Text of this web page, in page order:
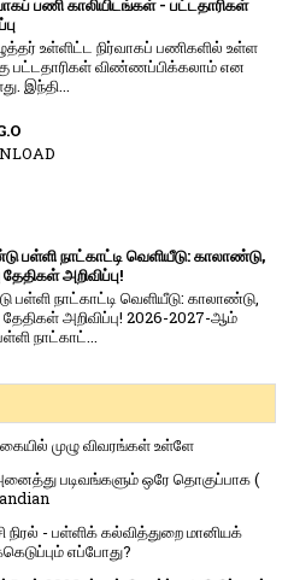
பணி காலியிடங்கள் - பட்டதாரிகள்
உள்ளிட்ட நிர்வாகப் பணிகளில் உள்ள
பட்டதாரிகள் விண்ணப்பிக்கலாம் என
இந்தி...
பள்ளி நாட்காட்டி வெளியீடு: காலாண்டு,
அறிவிப்பு!
பள்ளி நாட்காட்டி வெளியீடு: காலாண்டு,
அறிவிப்பு! 2026-2027-ஆம்
நாட்காட்...
முழு விவரங்கள் உள்ளே
படிவங்களும் ஒரே தொகுப்பாக (
நிரல் - பள்ளிக் கல்வித்துறை மானியக்
எப்போது?